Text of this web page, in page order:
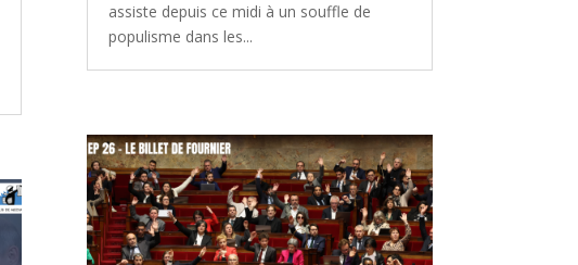
assiste depuis ce midi à un souffle de
populisme dans les...